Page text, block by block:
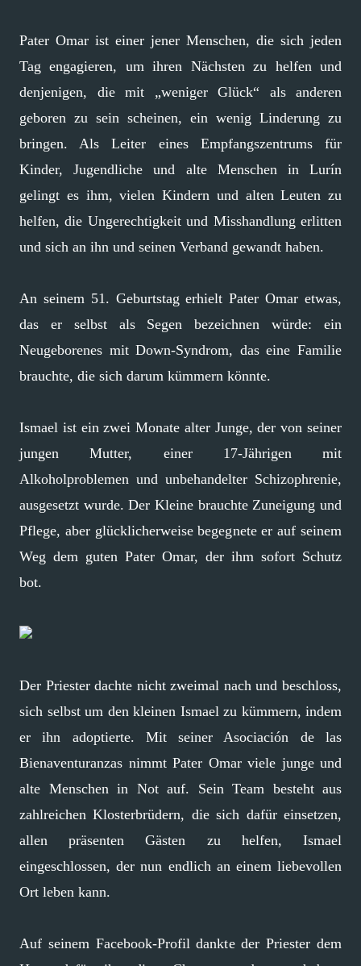
Pater Omar ist einer jener Menschen, die sich jeden
Tag engagieren, um ihren Nächsten zu helfen und
denjenigen, die mit „weniger Glück“ als anderen
geboren zu sein scheinen, ein wenig Linderung zu
bringen. Als Leiter eines Empfangszentrums für
Kinder, Jugendliche und alte Menschen in Lurín
gelingt es ihm, vielen Kindern und alten Leuten zu
helfen, die Ungerechtigkeit und Misshandlung erlitten
und sich an ihn und seinen Verband gewandt haben.
An seinem 51. Geburtstag erhielt Pater Omar etwas,
das er selbst als Segen bezeichnen würde: ein
Neugeborenes mit Down-Syndrom, das eine Familie
brauchte, die sich darum kümmern könnte.
Ismael ist ein zwei Monate alter Junge, der von seiner
jungen Mutter, einer 17-Jährigen mit
Alkoholproblemen und unbehandelter Schizophrenie,
ausgesetzt wurde. Der Kleine brauchte Zuneigung und
Pflege, aber glücklicherweise begegnete er auf seinem
Weg dem guten Pater Omar, der ihm sofort Schutz
bot.
Der Priester dachte nicht zweimal nach und beschloss,
sich selbst um den kleinen Ismael zu kümmern, indem
er ihn adoptierte. Mit seiner Asociación de las
Bienaventuranzas nimmt Pater Omar viele junge und
alte Menschen in Not auf. Sein Team besteht aus
zahlreichen Klosterbrüdern, die sich dafür einsetzen,
allen präsenten Gästen zu helfen, Ismael
eingeschlossen, der nun endlich an einem liebevollen
Ort leben kann.
Auf seinem Facebook-Profil dankte der Priester dem